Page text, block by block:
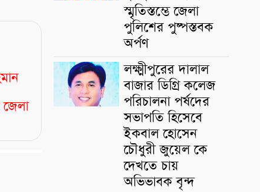
জেলা
স্মৃতিস্তম্ভে জেলা
পুলিশের পুষ্পস্তবক
অর্পণ
লক্ষ্মীপুরের দালাল
বাজার ডিগ্রি কলেজ
পরিচালনা পর্ষদের
সভাপতি হিসেবে
ইকবাল হোসেন
চৌধুরী জুয়েল কে
দেখতে চায়
অভিভাবক বৃন্দ